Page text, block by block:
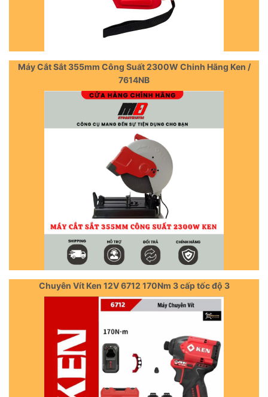
Máy Cắt Sắt 355mm Công Suất 2300W Chinh Hãng Ken /
7614NB
Chuyên Vít Ken 12V 6712 170Nm 3 cấp tốc độ 3